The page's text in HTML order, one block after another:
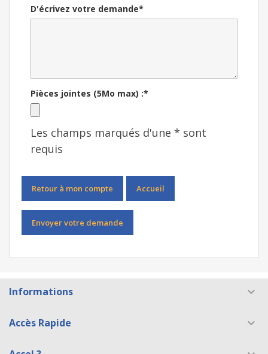
D'écrivez votre demande*
Pièces jointes (5Mo max) :*
Les champs marqués d'une * sont
requis
Retour à mon compte Accueil
Envoyer votre demande
Informations 
Accès Rapide 